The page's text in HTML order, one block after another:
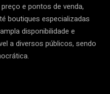
e pontos de venda,
boutiques especializadas
disponibilidade e
a diversos públicos, sendo